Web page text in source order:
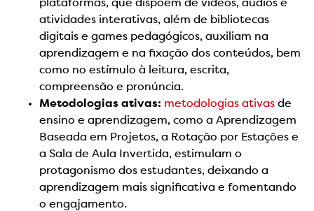
plataformas, que dispõem de vídeos, áudios e
atividades interativas, além de bibliotecas
digitais e games pedagógicos, auxiliam na
aprendizagem e na fixação dos conteúdos, bem
como no estímulo à leitura, escrita,
compreensão e pronúncia.
Metodologias ativas: metodologias ativas de
ensino e aprendizagem, como a Aprendizagem
Baseada em Projetos, a Rotação por Estações e
a Sala de Aula Invertida, estimulam o
protagonismo dos estudantes, deixando a
aprendizagem mais significativa e fomentando
o engajamento.